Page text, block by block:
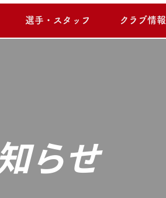
選手・スタッフ クラブ情報
らせ